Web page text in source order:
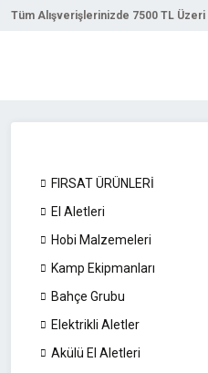
Tüm Alışverişlerinizde 7500 TL Üzeri
FIRSAT ÜRÜNLERİ
El Aletleri
Hobi Malzemeleri
Kamp Ekipmanları
Bahçe Grubu
Elektrikli Aletler
Akülü El Aletleri